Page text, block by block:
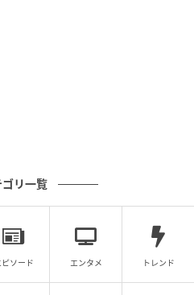
ゴリ一覧
ピソード エンタメ トレンド